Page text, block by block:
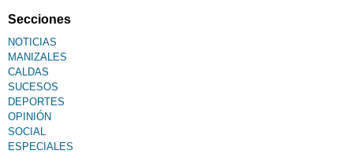
Secciones
NOTICIAS
MANIZALES
CALDAS
SUCESOS
DEPORTES
OPINIÓN
SOCIAL
ESPECIALES